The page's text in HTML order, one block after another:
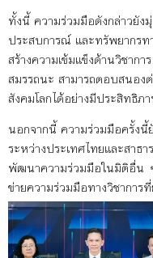
ทั้งนี้ ความร่วมมือดังกล่าวยัง
ประสบการณ์ และทรัพยากรท
สร้างความเข้มแข็งด้านวิชาก
สมรรถนะ สามารถตอบสนอง
สังคมโลกได้อย่างมีประสิทธิภ
นอกจากนี้ ความร่วมมือครั้ง
ระหว่างประเทศไทยและสาธ
พัฒนาความร่วมมือในมิติอื่น
ข่ายความร่วมมือทางวิชาการ